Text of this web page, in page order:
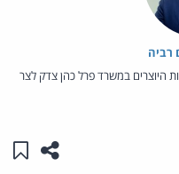
רביה
היוצרים במשרד פרל כהן צדק לצר
שתפו